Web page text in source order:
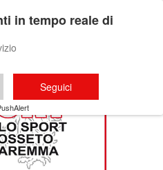
in tempo reale di
Seguici